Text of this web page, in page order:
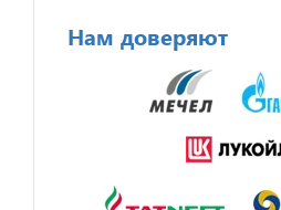
Нам доверяют